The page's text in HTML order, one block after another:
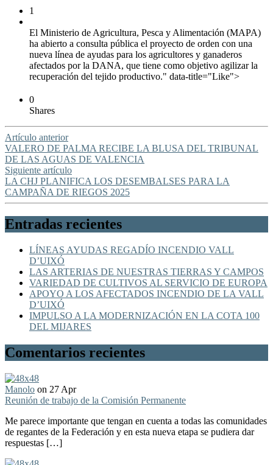
1
El Ministerio de Agricultura, Pesca y Alimentación (MAPA)
ha abierto a consulta pública el proyecto de orden con una
nueva línea de ayudas para los agricultores y ganaderos
afectados por la DANA, que tiene como objetivo agilizar la
recuperación del tejido productivo." data-title="Like">
0
Shares
Artículo anterior
VALERO DE PALMA RECIBE LA BLUSA DEL TRIBUNAL
DE LAS AGUAS DE VALENCIA
Siguiente artículo
LA CHJ PLANIFICA LOS DESEMBALSES PARA LA
CAMPAÑA DE RIEGOS 2025
Entradas recientes
LÍNEAS AYUDAS REGADÍO INCENDIO VALL
D’UIXÓ
LAS ARTERIAS DE NUESTRAS TIERRAS Y CAMPOS
VARIEDAD DE CULTIVOS AL SERVICIO DE EUROPA
APOYO A LOS AFECTADOS INCENDIO DE LA VALL
D’UIXÓ
IMPULSO A LA MODERNIZACIÓN EN LA COTA 100
DEL MIJARES
Comentarios recientes
Manolo on 27 Apr
Reunión de trabajo de la Comisión Permanente
Me parece importante que tengan en cuenta a todas las comunidades
de regantes de la Federación y en esta nueva etapa se pudiera dar
respuestas […]